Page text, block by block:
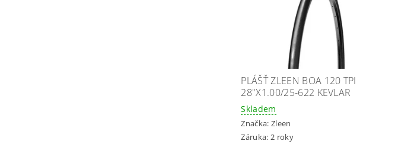
PLÁŠŤ ZLEEN BOA 120 TPI
28"X1.00/25-622 KEVLAR
Skladem
Značka: Zleen
Záruka: 2 roky